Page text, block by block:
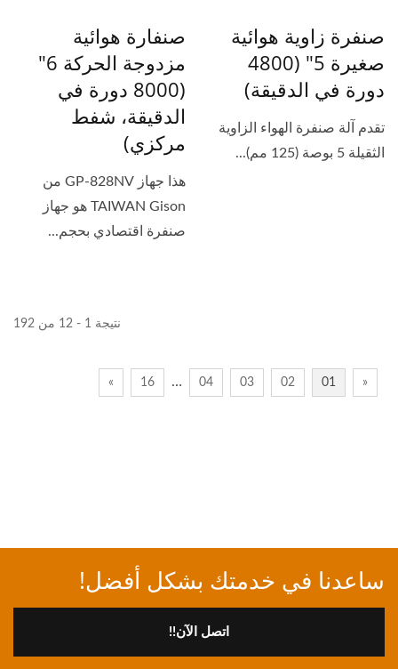
صنفرة زاوية هوائية
صغيرة 5" (4800
دورة في الدقيقة)
تقدم آلة صنفرة الهواء الزاوية
الثقيلة 5 بوصة (125 مم)...
صنفارة هوائية
مزدوجة الحركة 6"
(8000 دورة في
الدقيقة، شفط
مركزي)
هذا جهاز GP-828NV من
TAIWAN Gison هو جهاز
صنفرة اقتصادي بحجم...
نتيجة 1 - 12 من 192
«
01
02
03
04
…
16
»
ساعدنا في خدمتك بشكل أفضل!
اتصل الآن!!